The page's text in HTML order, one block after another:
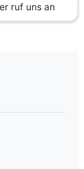
ruf uns an